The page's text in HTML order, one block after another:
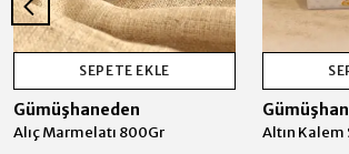
SEPETE EKLE
Gümüşhaneden
Alıç Marmelatı 800Gr Altın Kalem